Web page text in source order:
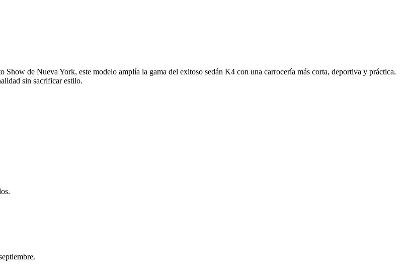
Show de Nueva York, este modelo amplía la gama del exitoso sedán K4 con una carrocería más corta, deportiva y práctica.
sin sacrificar estilo.